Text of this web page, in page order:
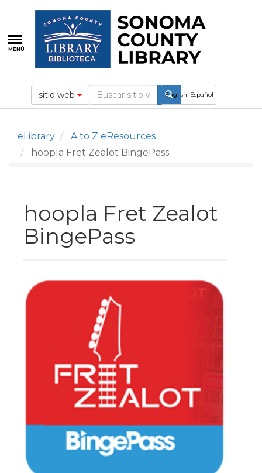
contenido
principal
MENÚ
English Español
sitio web
eLibrary
A to Z eResources
hoopla Fret Zealot BingePass
hoopla Fret Zealot
BingePass